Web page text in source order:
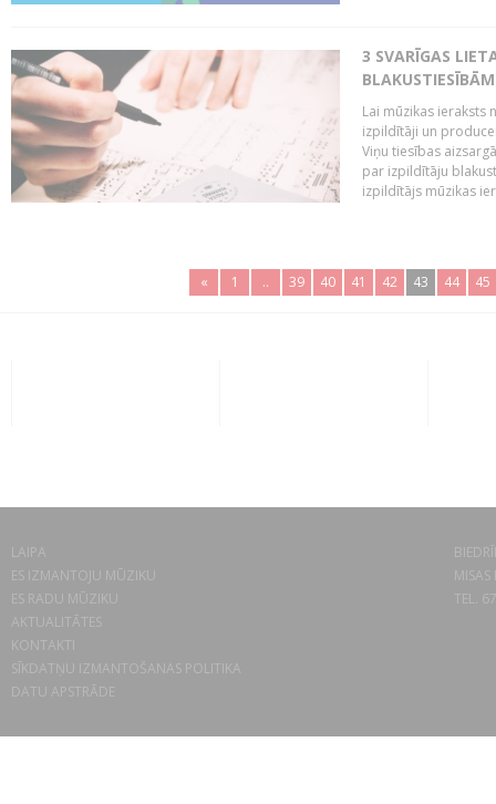
3 SVARĪGAS
BLAKUSTIESĪBĀM
Lai mūzikas ieraksts
izpildītāji un
Viņu tiesības
par izpildītāju
izpildītājs mūzikas
« 1 .. 39 40 41 42 43 44 45
LAIPA
ES IZMANTOJU MŪZIKU
ES RADU MŪZIKU
AKTUALITĀTES
KONTAKTI
SĪKDATŅU IZMANTOŠANAS POLITIKA
DATU APSTRĀDE
TEL.